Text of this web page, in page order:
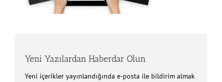
Yeni Yazılardan Haberdar Olun
Yeni içerikler yayınlandığında e-posta ile bildirim almak